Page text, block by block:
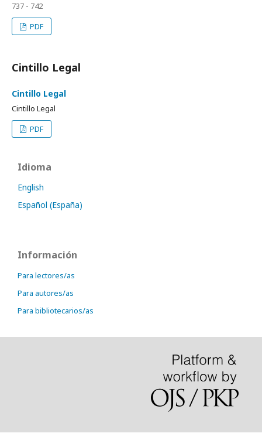
737 - 742
PDF
Cintillo Legal
Cintillo Legal
Cintillo Legal
PDF
Idioma
English
Español (España)
Información
Para lectores/as
Para autores/as
Para bibliotecarios/as